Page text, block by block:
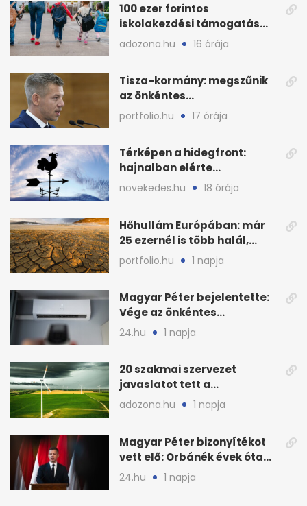
100 ezer forintos
iskolakezdési támogatás
2026 őszén: adózás,
munkáltatói plusz
adozona.hu 16 órája
Tisza-kormány: megszűnik
az önkéntes
fogyasztáscsökkentés
portfolio.hu 17 órája
Térképen a hidegfront:
hajnalban elérte
Magyarország határát
novekedes.hu 18 órája
Hőhullám Európában: már
25 ezernél is több halál,
folytatódhat
portfolio.hu 1 napja
Magyar Péter bejelentette:
Vége az önkéntes
fogyasztáscsökkentésnek
24.hu 1 napja
20 szakmai szervezet
javaslatot tett a
fenntartható szélenergia-
adozona.hu 1 napja
Magyar Péter bizonyítékot
vett elő: Orbánék évek óta
tudtak az energiarendszer
összeomlásáról
24.hu 1 napja